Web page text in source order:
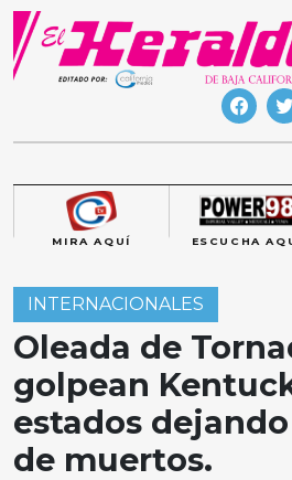
Skip
content
MIRA AQUÍ ESCUCHA
INTERNACIONALES
Oleada de
golpean
estados
de muertos.